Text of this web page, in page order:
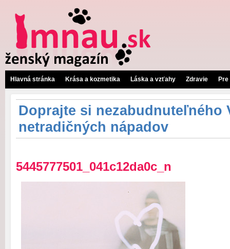
Hlavná stránka Krása a kozmetika Láska a vzťahy Zdravie
Doprajte si nezabudnuteľného
netradičných nápadov
5445777501_041c12da0c_n